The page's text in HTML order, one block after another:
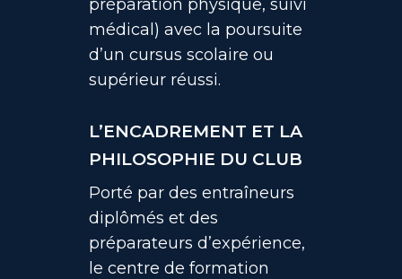
préparation physique, suivi
médical) avec la poursuite
d’un cursus scolaire ou
supérieur réussi.
L’ENCADREMENT ET LA
PHILOSOPHIE DU CLUB
Porté par des entraîneurs
diplômés et des
préparateurs d’expérience,
le centre de formation